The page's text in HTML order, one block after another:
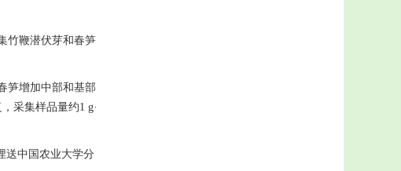
竹鞭潜伏芽和春笋
笋增加中部和基部
采集样品量约1 g·
送中国农业大学分